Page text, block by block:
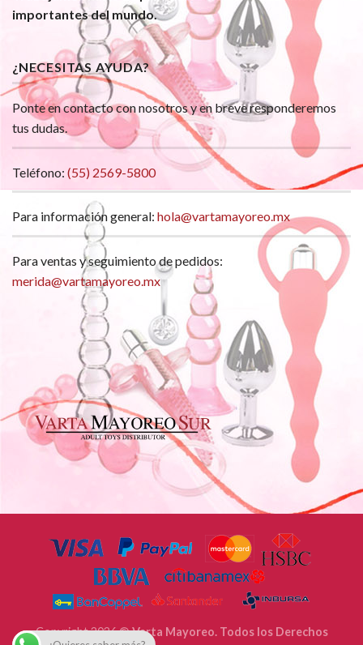
importantes del mundo.
¿NECESITAS AYUDA?
Ponte en contacto con nosotros y en breve responderemos
tus dudas.
Teléfono: (55) 2569-5800
Para información general: hola@vartamayoreo.mx
Para ventas y seguimiento de pedidos:
merida@vartamayoreo.mx
Copyright 2026 ©Varta Mayoreo. Todos los Derechos